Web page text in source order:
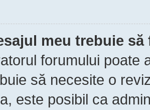
meu trebuie
forumului poate
să necesite o
este posibil ca